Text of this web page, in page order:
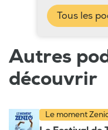
Tous les
Autres
découvrir
Le moment